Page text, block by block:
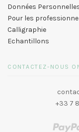
Données
Pour les
Calligraphie
Echantillons
CONTACTEZ-NOUS
+33 7